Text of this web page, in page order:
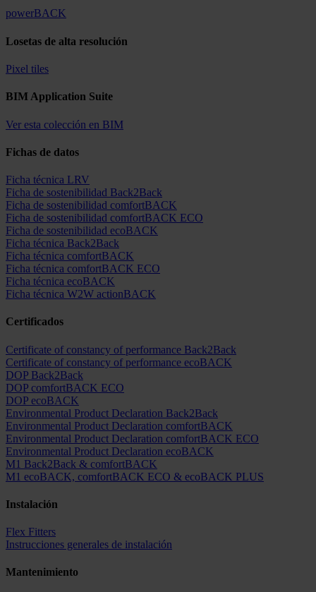
powerBACK
Losetas de alta resolución
Pixel tiles
BIM Application Suite
Ver esta colección en BIM
Fichas de datos
Ficha técnica LRV
Ficha de sostenibilidad Back2Back
Ficha de sostenibilidad comfortBACK
Ficha de sostenibilidad comfortBACK ECO
Ficha de sostenibilidad ecoBACK
Ficha técnica Back2Back
Ficha técnica comfortBACK
Ficha técnica comfortBACK ECO
Ficha técnica ecoBACK
Ficha técnica W2W actionBACK
Certificados
Certificate of constancy of performance Back2Back
Certificate of constancy of performance ecoBACK
DOP Back2Back
DOP comfortBACK ECO
DOP ecoBACK
Environmental Product Declaration Back2Back
Environmental Product Declaration comfortBACK
Environmental Product Declaration comfortBACK ECO
Environmental Product Declaration ecoBACK
M1 Back2Back & comfortBACK
M1 ecoBACK, comfortBACK ECO & ecoBACK PLUS
Instalación
Flex Fitters
Instrucciones generales de instalación
Mantenimiento